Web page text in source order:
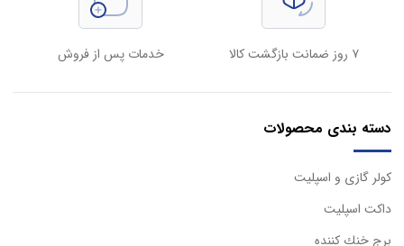
۷ روز ضمانت بازگشت کالا خدمات پس از فروش
دسته بندی محصولات
كولر گازی و اسپليت
داكت اسپليت
برج خنك كننده